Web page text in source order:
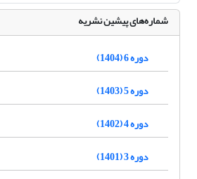
شماره‌های پیشین نشریه
دوره 6 (1404)
دوره 5 (1403)
دوره 4 (1402)
دوره 3 (1401)